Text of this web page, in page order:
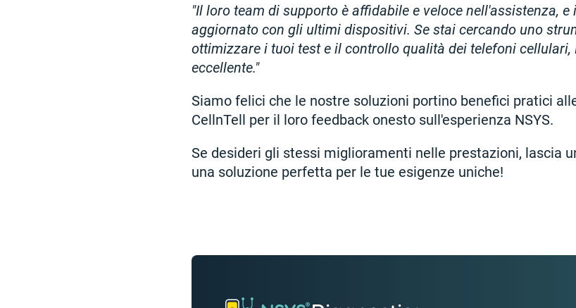
"Il loro team di supporto è affidabile e veloce nell'assistenza,
aggiornato con gli ultimi dispositivi. Se stai cercando uno
ottimizzare i tuoi test e il controllo qualità dei telefoni cellulari,
eccellente."
Siamo felici che le nostre soluzioni portino benefici pratici
CellnTell per il loro feedback onesto sull'esperienza NSYS.
Se desideri gli stessi miglioramenti nelle prestazioni, lascia
una soluzione perfetta per le tue esigenze uniche!